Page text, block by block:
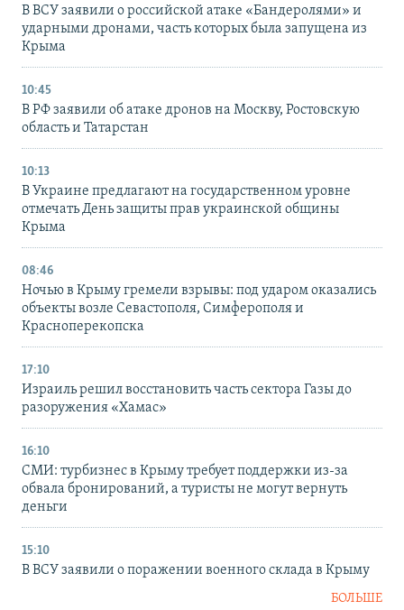
В ВСУ заявили о российской атаке «Бандеролями» и
ударными дронами, часть которых была запущена из
Крыма
10:45
В РФ заявили об атаке дронов на Москву, Ростовскую
область и Татарстан
10:13
В Украине предлагают на государственном уровне
отмечать День защиты прав украинской общины
Крыма
08:46
Ночью в Крыму гремели взрывы: под ударом оказались
объекты возле Севастополя, Симферополя и
Красноперекопска
17:10
Израиль решил восстановить часть сектора Газы до
разоружения «Хамас»
16:10
СМИ: турбизнес в Крыму требует поддержки из-за
обвала бронирований, а туристы не могут вернуть
деньги
15:10
В ВСУ заявили о поражении военного склада в Крыму
БОЛЬШЕ